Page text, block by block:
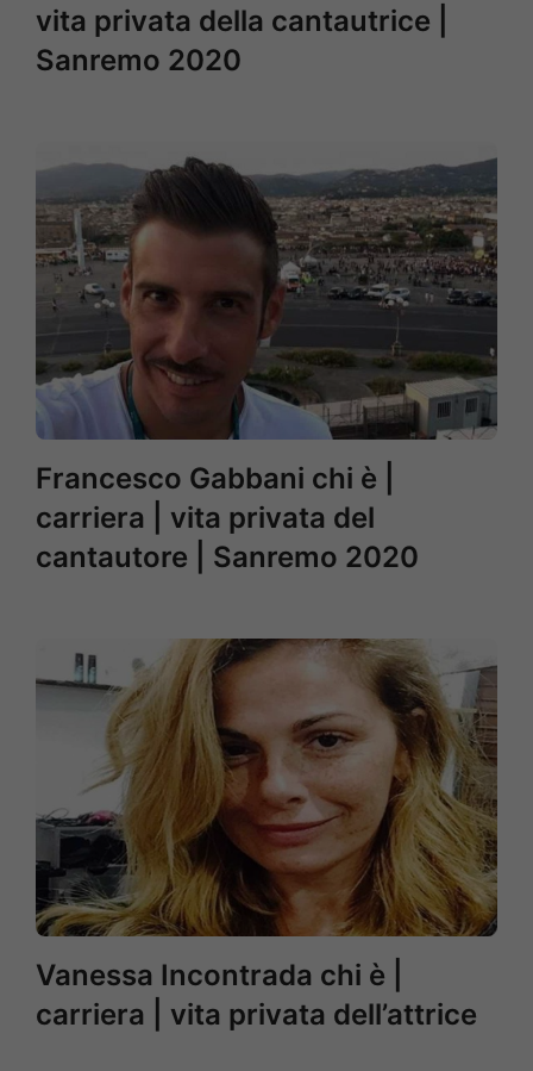
vita privata della cantautrice |
Sanremo 2020
Francesco Gabbani chi è |
carriera | vita privata del
cantautore | Sanremo 2020
Vanessa Incontrada chi è |
carriera | vita privata dell’attrice